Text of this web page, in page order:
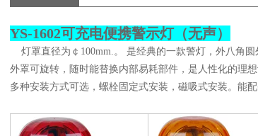
YS-1602可充电便携警示灯（无声）
灯罩直径为￠100mm.。 是经典的一款警灯，外八角
外罩可旋转，随时能替换内部易耗部件，是人性化的理
多种安装方式可选，螺栓固定式安装，磁吸式安装。能